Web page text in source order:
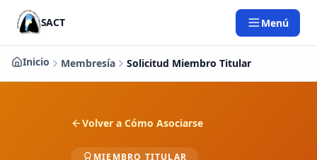
Saltar al contenido principal
SACT Menú
Inicio Membresía Solicitud Miembro Titular
Volver a Cómo Asociarse
MIEMBRO TITULAR